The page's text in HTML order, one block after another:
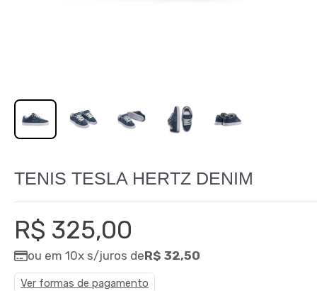
TENIS TESLA HERTZ DENIM
Preço
promocional
R$ 325,00
ou em 10x s/juros deR$ 32,50
Ver formas de pagamento